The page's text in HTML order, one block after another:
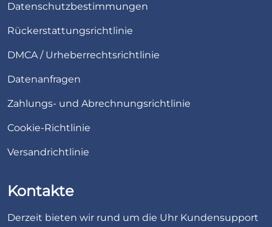
Datenschutzbestimmungen
Rückerstattungsrichtlinie
DMCA / Urheberrechtsrichtlinie
Datenanfragen
Zahlungs- und Abrechnungsrichtlinie
Cookie-Richtlinie
Versandrichtlinie
Kontakte
Derzeit bieten wir rund um die Uhr Kundensupport